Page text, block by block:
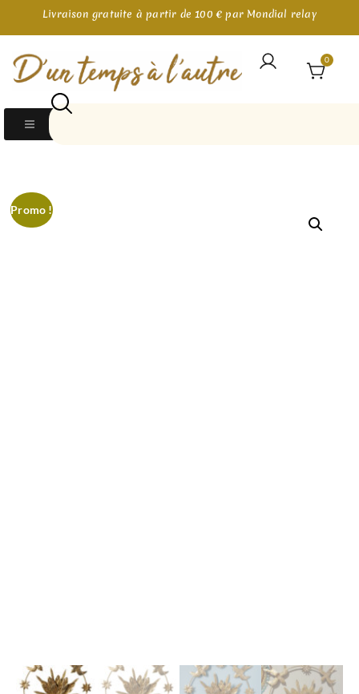
Livraison gratuite à partir de 100 € par Mondial relay
0
Promo !